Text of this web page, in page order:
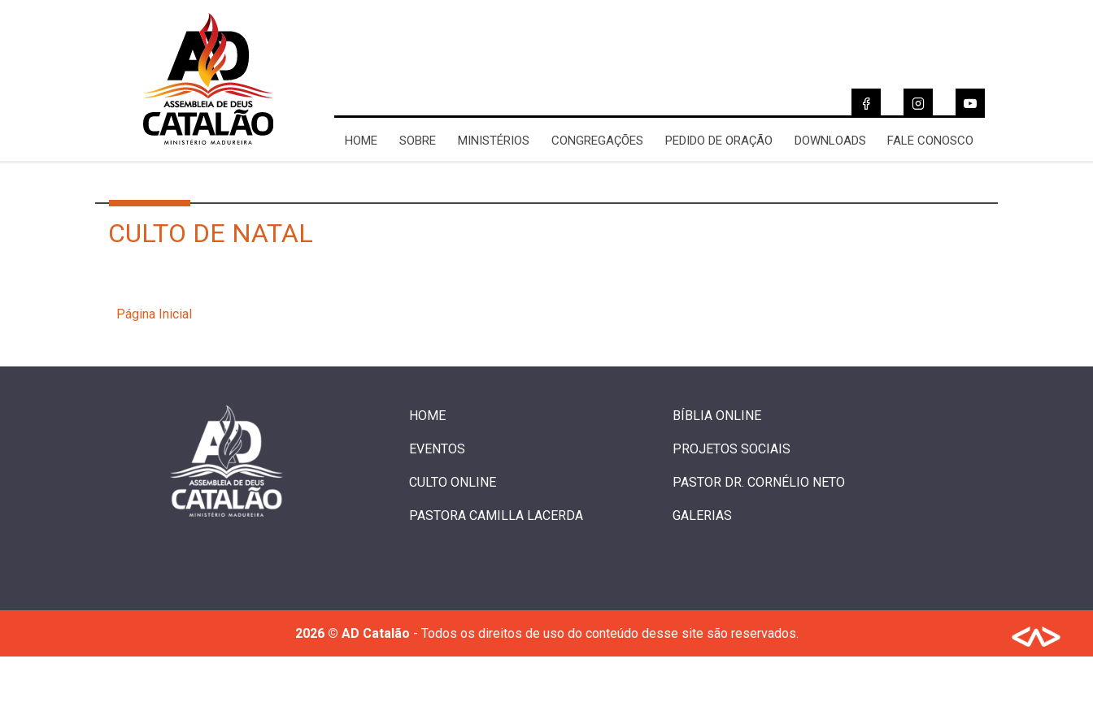
HOME SOBRE MINISTÉRIOS CONGREGAÇÕES PEDIDO DE ORAÇÃO DOWNLOADS FALE CONOSCO
CULTO DE NATAL
Página Inicial
HOME BÍBLIA ONLINE
EVENTOS PROJETOS SOCIAIS
CULTO ONLINE PASTOR DR. CORNÉLIO NETO
PASTORA CAMILLA LACERDA GALERIAS
2026 © AD Catalão - Todos os direitos de uso do conteúdo desse site são reservados.